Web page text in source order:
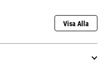
Visa Alla